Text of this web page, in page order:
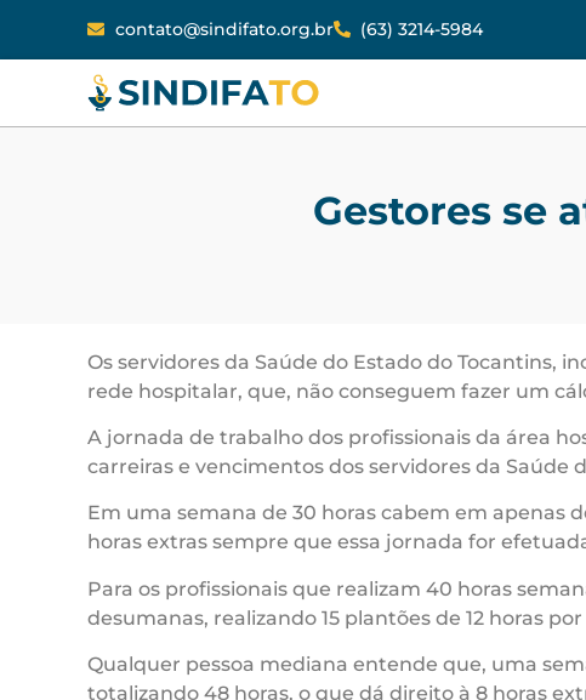
contato@sindifato.org.br (63) 3214-5984
Gestores se
Os servidores da Saúde do Estado do Tocantins,
rede hospitalar, que, não conseguem fazer um
A jornada de trabalho dos profissionais da área
carreiras e vencimentos dos servidores da Saúde
Em uma semana de 30 horas cabem em apenas
horas extras sempre que essa jornada for
Para os profissionais que realizam 40 horas
desumanas, realizando 15 plantões de 12 horas
Qualquer pessoa mediana entende que, uma
totalizando 48 horas, o que dá direito à 8 horas